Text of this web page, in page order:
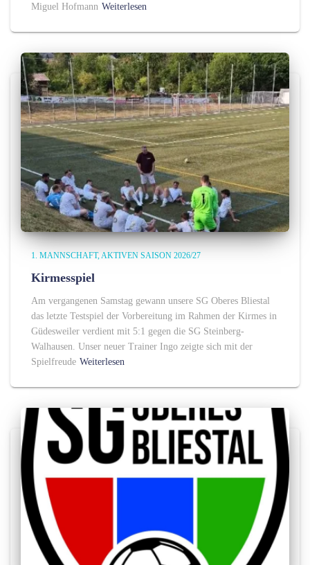
Miguel Hofmann Weiterlesen
1. MANNSCHAFT AKTIVEN SAISON 2026/27
Kirmesspiel
Am vergangenen Samstag gewann unsere SG Oberes Bliestal
das letzte Testspiel der Vorbereitung im Rahmen der Kirmes in
Güdesweiler verdient mit 5:1 gegen die SG Steinberg-
Walhausen. Unser neuer Trainer Ingo zeigte sich mit der
Spielfreude Weiterlesen